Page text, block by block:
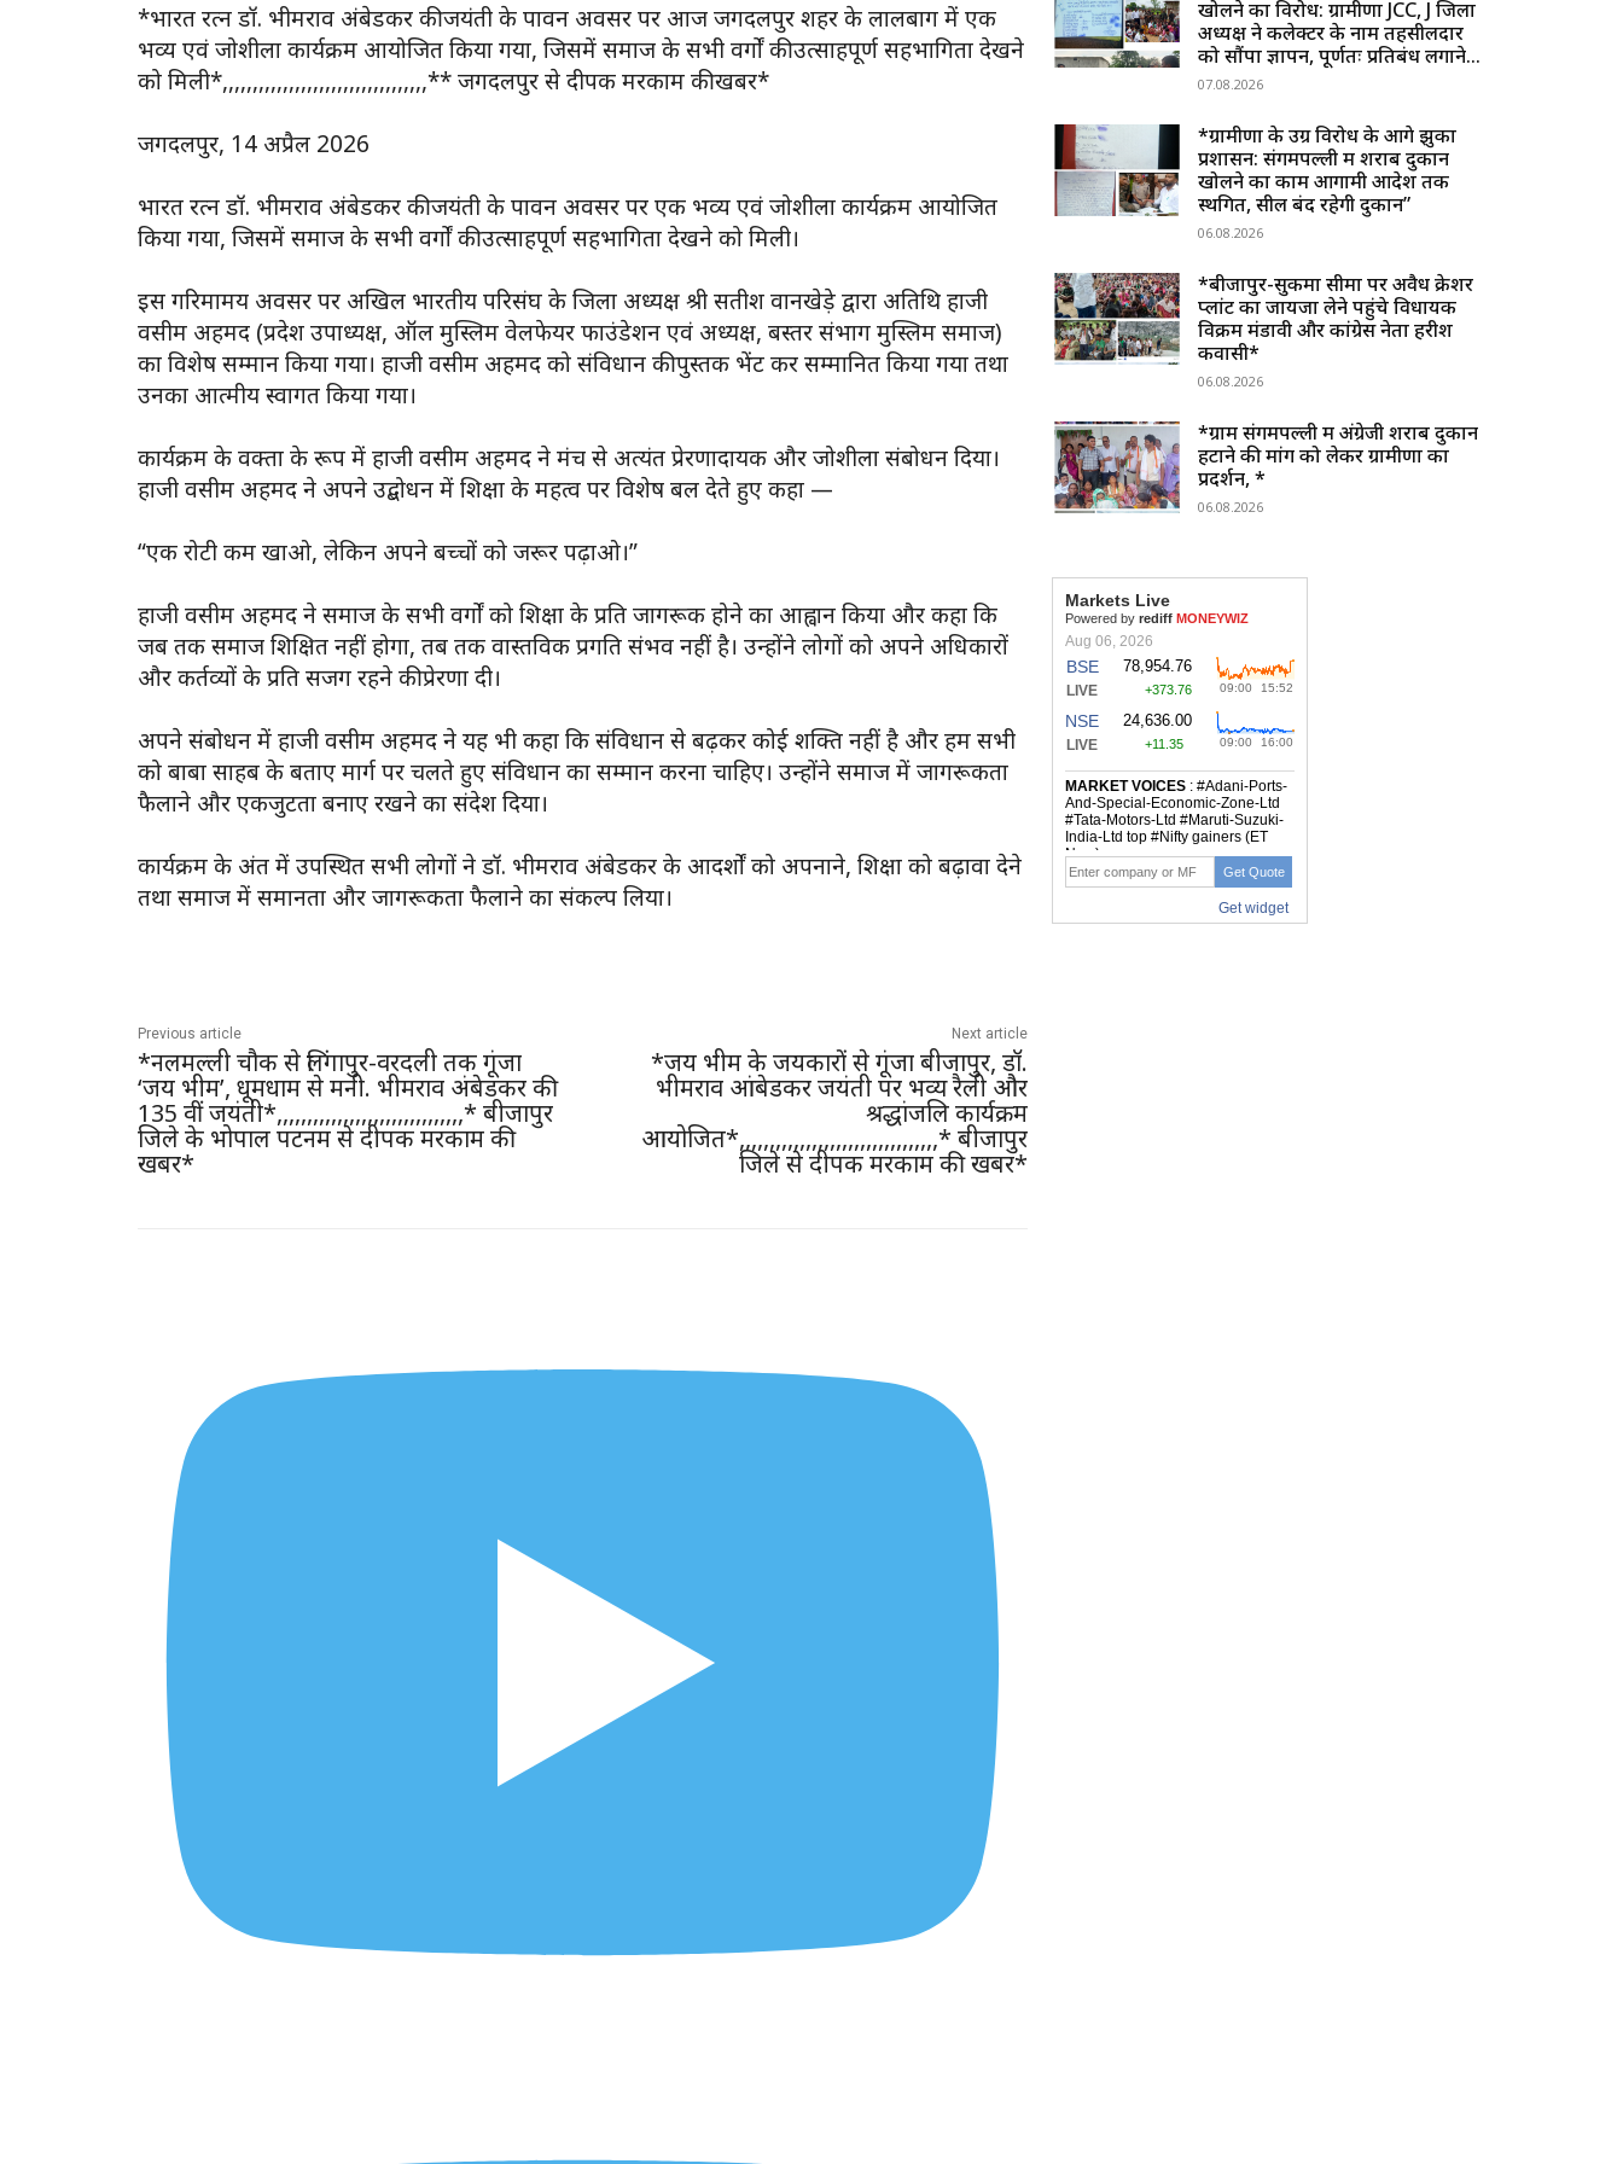
*भारत रत्न डॉ. भीमराव अंबेडकर की जयंती के पावन अवसर पर आज जगदलपुर शहर के लालबाग में एक
भव्य एवं जोशीला कार्यक्रम आयोजित किया गया, जिसमें समाज के सभी वर्गों की उत्साहपूर्ण सहभागिता देखने
को मिली*,,,,,,,,,,,,,,,,,,,,,,,,,,,,,,,,,,** जगदलपुर से दीपक मरकाम की खबर*
जगदलपुर, 14 अप्रैल 2026
भारत रत्न डॉ. भीमराव अंबेडकर की जयंती के पावन अवसर पर एक भव्य एवं जोशीला कार्यक्रम आयोजित
किया गया, जिसमें समाज के सभी वर्गों की उत्साहपूर्ण सहभागिता देखने को मिली।
इस गरिमामय अवसर पर अखिल भारतीय परिसंघ के जिला अध्यक्ष श्री सतीश वानखेड़े द्वारा अतिथि हाजी
वसीम अहमद (प्रदेश उपाध्यक्ष, ऑल मुस्लिम वेलफेयर फाउंडेशन एवं अध्यक्ष, बस्तर संभाग मुस्लिम समाज)
का विशेष सम्मान किया गया। हाजी वसीम अहमद को संविधान की पुस्तक भेंट कर सम्मानित किया गया तथा
उनका आत्मीय स्वागत किया गया।
कार्यक्रम के वक्ता के रूप में हाजी वसीम अहमद ने मंच से अत्यंत प्रेरणादायक और जोशीला संबोधन दिया।
हाजी वसीम अहमद ने अपने उद्बोधन में शिक्षा के महत्व पर विशेष बल देते हुए कहा —
“एक रोटी कम खाओ, लेकिन अपने बच्चों को जरूर पढ़ाओ।”
हाजी वसीम अहमद ने समाज के सभी वर्गों को शिक्षा के प्रति जागरूक होने का आह्वान किया और कहा कि
जब तक समाज शिक्षित नहीं होगा, तब तक वास्तविक प्रगति संभव नहीं है। उन्होंने लोगों को अपने अधिकारों
और कर्तव्यों के प्रति सजग रहने की प्रेरणा दी।
अपने संबोधन में हाजी वसीम अहमद ने यह भी कहा कि संविधान से बढ़कर कोई शक्ति नहीं है और हम सभी
को बाबा साहब के बताए मार्ग पर चलते हुए संविधान का सम्मान करना चाहिए। उन्होंने समाज में जागरूकता
फैलाने और एकजुटता बनाए रखने का संदेश दिया।
कार्यक्रम के अंत में उपस्थित सभी लोगों ने डॉ. भीमराव अंबेडकर के आदर्शों को अपनाने, शिक्षा को बढ़ावा देने
तथा समाज में समानता और जागरूकता फैलाने का संकल्प लिया।
Previous article
*नलमल्ली चौक से लिंगापुर-वरदली तक गूंजा
‘जय भीम’, धूमधाम से मनी. भीमराव अंबेडकर की
135 वीं जयंती*,,,,,,,,,,,,,,,,,,,,,,,,,,,,,,,* बीजापुर
जिले के भोपाल पटनम से दीपक मरकाम की
खबर*
Next article
*जय भीम के जयकारों से गूंजा बीजापुर, डॉ.
भीमराव आंबेडकर जयंती पर भव्य रैली और
श्रद्धांजलि कार्यक्रम
आयोजित*,,,,,,,,,,,,,,,,,,,,,,,,,,,,,,,,,* बीजापुर
जिले से दीपक मरकाम की खबर*
खोलने का विरोध: ग्रामीणों JCC, J जिला
अध्यक्ष ने कलेक्टर के नाम तहसीलदार
को सौंपा ज्ञापन, पूर्णतः प्रतिबंध लगाने...
07.08.2026
*ग्रामीणों के उग्र विरोध के आगे झुका
प्रशासन: संगमपल्ली में शराब दुकान
खोलने का काम आगामी आदेश तक
स्थगित, सील बंद रहेगी दुकान”
06.08.2026
*बीजापुर-सुकमा सीमा पर अवैध क्रेशर
प्लांट का जायजा लेने पहुंचे विधायक
विक्रम मंडावी और कांग्रेस नेता हरीश
कवासी*
06.08.2026
*ग्राम संगमपल्ली में अंग्रेजी शराब दुकान
हटाने की मांग को लेकर ग्रामीणों का
प्रदर्शन, *
06.08.2026